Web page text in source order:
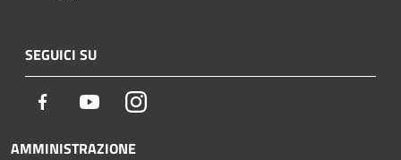
SEGUICI SU
Facebook YoutubeInstagram
AMMINISTRAZIONE